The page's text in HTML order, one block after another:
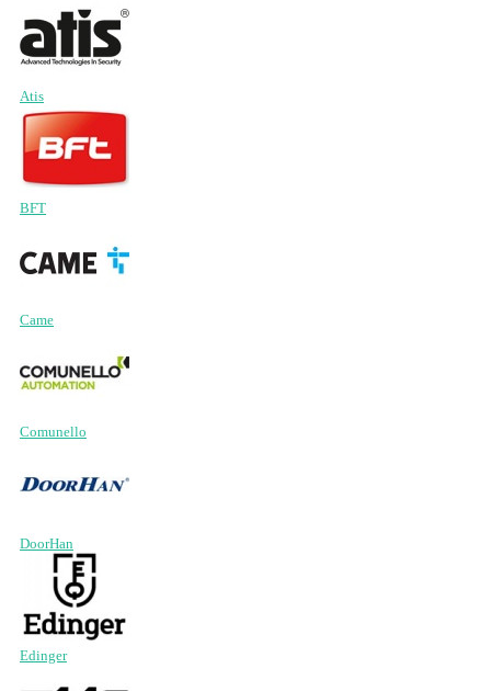
Atis
BFT
Came
Comunello
DoorHan
Edinger